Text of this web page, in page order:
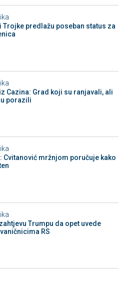
Trojke predlažu poseban status za
Cazina: Grad koji su ranjavali, ali
porazili
Cvitanović mržnjom poručuje kako
Trumpu da opet uvede
RS